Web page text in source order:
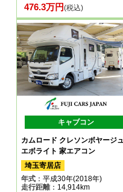
476.3万円(税込)
キャブコン
カムロード クレソンボヤージュ
エボライト 家エアコン
埼玉寄居店
年式 ：平成30年(2018年)
走行距離：14,914km